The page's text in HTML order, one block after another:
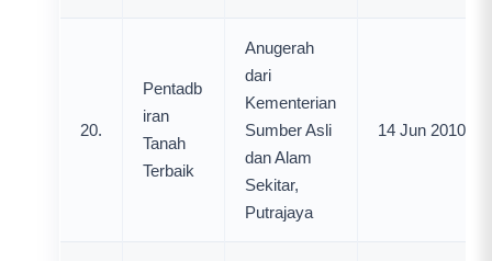
20.
Pentadb
iran
Tanah
Terbaik
Anugerah
dari
Kementerian
Sumber Asli
dan Alam
Sekitar,
Putrajaya
14 Jun 2010